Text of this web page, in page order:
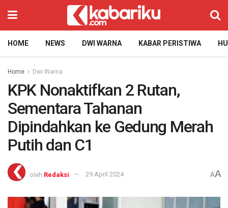
HOME NEWS DWI WARNA KABAR PERISTIWA
Home Dwi Warna
KPK Nonaktifkan 2 Rutan,
Sementara Tahanan
Dipindahkan ke Gedung Merah
Putih dan C1
oleh Redaksi 29 April 2024 AA